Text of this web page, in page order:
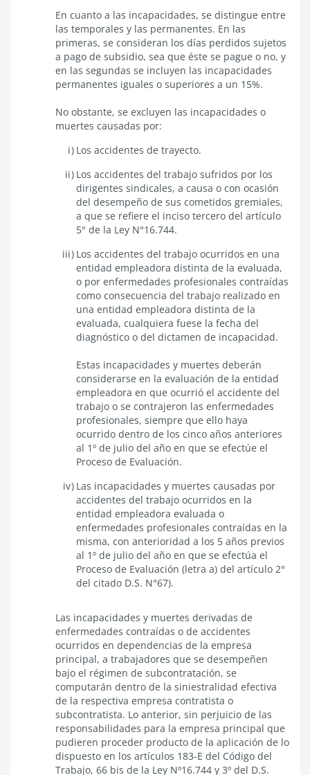
En cuanto a las incapacidades, se distingue entre
las temporales y las permanentes. En las
primeras, se consideran los días perdidos sujetos
a pago de subsidio, sea que éste se pague o no, y
en las segundas se incluyen las incapacidades
permanentes iguales o superiores a un 15%.
No obstante, se excluyen las incapacidades o
muertes causadas por:
Los accidentes de trayecto.
Los accidentes del trabajo sufridos por los
dirigentes sindicales, a causa o con ocasión
del desempeño de sus cometidos gremiales,
a que se refiere el inciso tercero del artículo
5° de la Ley N°16.744.
Los accidentes del trabajo ocurridos en una
entidad empleadora distinta de la evaluada,
o por enfermedades profesionales contraídas
como consecuencia del trabajo realizado en
una entidad empleadora distinta de la
evaluada, cualquiera fuese la fecha del
diagnóstico o del dictamen de incapacidad.
Estas incapacidades y muertes deberán
considerarse en la evaluación de la entidad
empleadora en que ocurrió el accidente del
trabajo o se contrajeron las enfermedades
profesionales, siempre que ello haya
ocurrido dentro de los cinco años anteriores
al 1º de julio del año en que se efectúe el
Proceso de Evaluación.
Las incapacidades y muertes causadas por
accidentes del trabajo ocurridos en la
entidad empleadora evaluada o
enfermedades profesionales contraídas en la
misma, con anterioridad a los 5 años previos
al 1º de julio del año en que se efectúa el
Proceso de Evaluación (letra a) del artículo 2°
del citado D.S. N°67).
Las incapacidades y muertes derivadas de
enfermedades contraídas o de accidentes
ocurridos en dependencias de la empresa
principal, a trabajadores que se desempeñen
bajo el régimen de subcontratación, se
computarán dentro de la siniestralidad efectiva
de la respectiva empresa contratista o
subcontratista. Lo anterior, sin perjuicio de las
responsabilidades para la empresa principal que
pudieren proceder producto de la aplicación de lo
dispuesto en los artículos 183-E del Código del
Trabajo, 66 bis de la Ley Nº16.744 y 3º del D.S.